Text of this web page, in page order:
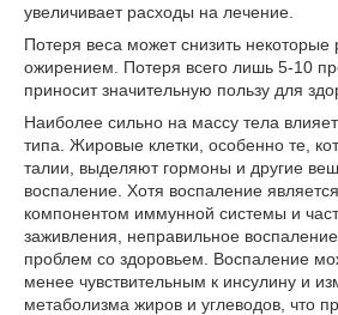
увеличивает расходы на лечение.
Потеря веса может снизить некоторые
ожирением. Потеря всего лишь 5-10
приносит значительную пользу для
Наиболее сильно на массу тела
типа. Жировые клетки, особенно те,
талии, выделяют гормоны и другие
воспаление. Хотя воспаление
компонентом иммунной системы и
заживления, неправильное
проблем со здоровьем. Воспаление
менее чувствительным к инсулину и
метаболизма жиров и углеводов, что